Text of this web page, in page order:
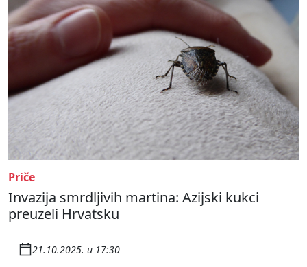
Priče
Invazija smrdljivih martina: Azijski kukci
preuzeli Hrvatsku
21.10.2025. u 17:30